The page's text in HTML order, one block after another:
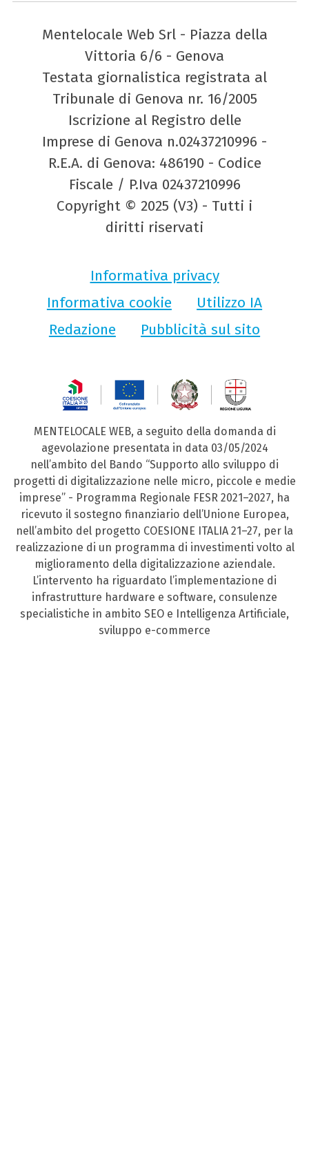
Mentelocale Web Srl - Piazza della
Vittoria 6/6 - Genova
Testata giornalistica registrata al
Tribunale di Genova nr. 16/2005
Iscrizione al Registro delle
Imprese di Genova n.02437210996 -
R.E.A. di Genova: 486190 - Codice
Fiscale / P.Iva 02437210996
Copyright © 2025 (V3) - Tutti i
diritti riservati
Informativa privacy
Informativa cookie
Utilizzo IA
Redazione
Pubblicità sul sito
MENTELOCALE WEB, a seguito della domanda di
agevolazione presentata in data 03/05/2024
nell’ambito del Bando “Supporto allo sviluppo di
progetti di digitalizzazione nelle micro, piccole e medie
imprese” - Programma Regionale FESR 2021–2027, ha
ricevuto il sostegno finanziario dell’Unione Europea,
nell’ambito del progetto COESIONE ITALIA 21–27, per la
realizzazione di un programma di investimenti volto al
miglioramento della digitalizzazione aziendale.
L’intervento ha riguardato l’implementazione di
infrastrutture hardware e software, consulenze
specialistiche in ambito SEO e Intelligenza Artificiale,
sviluppo e-commerce